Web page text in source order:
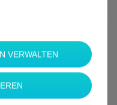
VERWALTEN